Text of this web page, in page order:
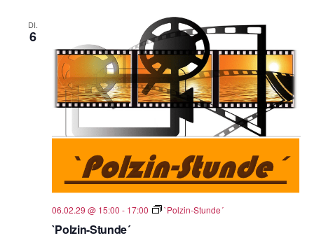
DI.
6
`Polzin-Stunde´
06.02.29 @ 15:00 - 17:00 `Polzin-Stunde´